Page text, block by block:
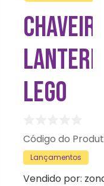
LEGO
Lançamentos
Vendido por: